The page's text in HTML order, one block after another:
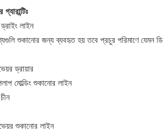
ড্রাইং লাইন
শুকানোর জন্য ব্যবহৃত হয় তবে প্রচুর পরিমাণে যেমন
ড্রায়ার
মোল্ডিং শুকানোর লাইন
শুকানোর লাইন